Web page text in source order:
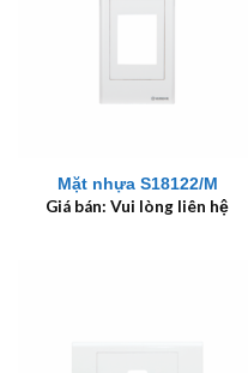
Mặt nhựa S18122/M
Giá bán: Vui lòng liên hệ